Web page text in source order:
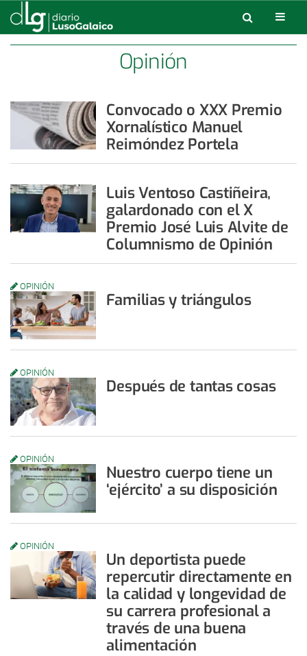
Opinión
Convocado o XXX Premio
Xornalístico Manuel
Reimóndez Portela
Luis Ventoso Castiñeira,
galardonado con el X
Premio José Luis Alvite de
Columnismo de Opinión
OPINIÓN
Familias y triángulos
OPINIÓN
Después de tantas cosas
OPINIÓN
Nuestro cuerpo tiene un
‘ejército’ a su disposición
OPINIÓN
Un deportista puede
repercutir directamente en
la calidad y longevidad de
su carrera profesional a
través de una buena
alimentación